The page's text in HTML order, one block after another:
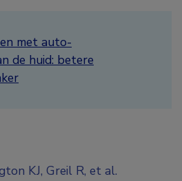
met auto-
de huid: betere
KJ, Greil R, et al.